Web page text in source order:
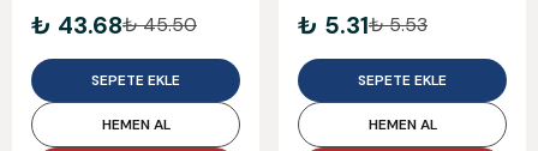
₺ 43.68₺ 45.50
SEPETE EKLE
HEMEN AL
₺ 5.31₺ 5.53
SEPETE EKLE
HEMEN AL